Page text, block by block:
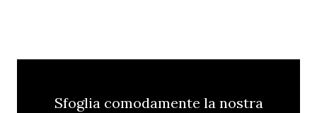
Sfoglia comodamente la nostra